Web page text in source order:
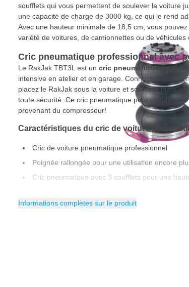
soufflets qui vous permettent de soulever la voiture
une capacité de charge de 3000 kg, ce qui le rend
Avec une hauteur minimale de 18,5 cm, vous
variété de voitures, de camionnettes ou de véhicules
Cric pneumatique professionnel avec
Le RakJak TBT3L est un cric pneumatique
intensive en atelier et en garage. Connectez le cric
placez le RakJak sous la voiture et soulevez
toute sécurité. Ce cric pneumatique pour voiture
provenant du compresseur!
Caractéristiques du cric de voiture
Cric de voiture pneumatique professionnel
Poignée rallongée pour une utilisation encore
Cric pneumatique avec 3 soufflets pour une
Capacité de charge de 3 tonnes
Informations complètes sur le produit